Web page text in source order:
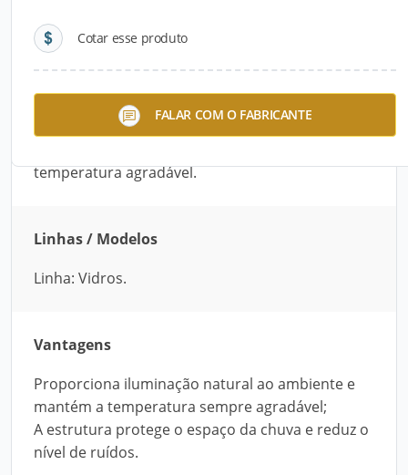
Cotar esse produto
FALAR COM O FABRICANTE
Descrição do Produto
O Projeto de Cobertura proporciona iluminação
natural ao ambiente, protege o espaço da chuva
temperatura agradável.
Linhas / Modelos
Linha: Vidros.
Vantagens
Proporciona iluminação natural ao ambiente e
mantém a temperatura sempre agradável;
A estrutura protege o espaço da chuva e reduz o
nível de ruídos.